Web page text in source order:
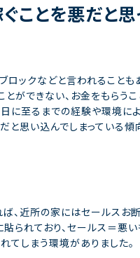
ことを悪だと思
ロックなどと言われることも
とができない、お金をもらう
に至るまでの経験や環境に
と思い込んでしまっている傾
、近所の家にはセールスお
られており、セールス＝悪
てしまう環境がありました。